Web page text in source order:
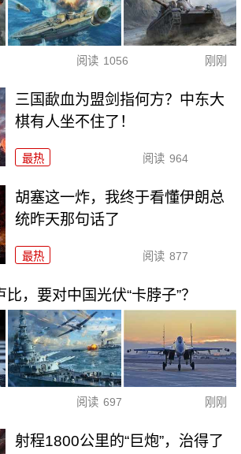
阅读 1056 刚刚
三国歃血为盟剑指何方？中东大
棋有人坐不住了！
最热 阅读 964
胡塞这一炸，我终于看懂伊朗总
统昨天那句话了
最热 阅读 877
，要对中国光伏“卡脖子”？
阅读 697 刚刚
射程1800公里的“巨炮”，治得了